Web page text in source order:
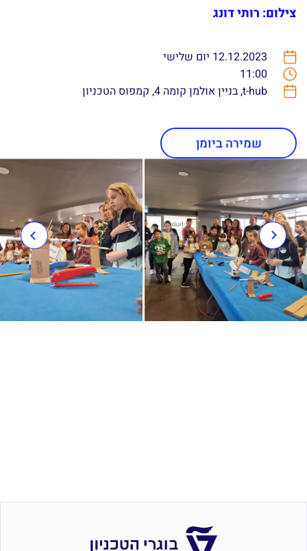
צילום: רותי דונג
12.12.2023 יום שלישי
11:00
t-hub, בניין אולמן קומה 4, קמפוס הטכניון
שמירה ביומן